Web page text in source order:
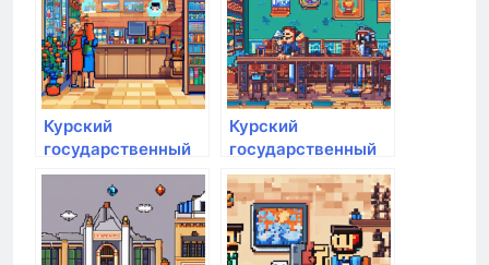
Курский
государственный
аграрный
университет им.
И.И. Иванова
Курский
государственный
аграрный
университет им.
И.И. Иванова